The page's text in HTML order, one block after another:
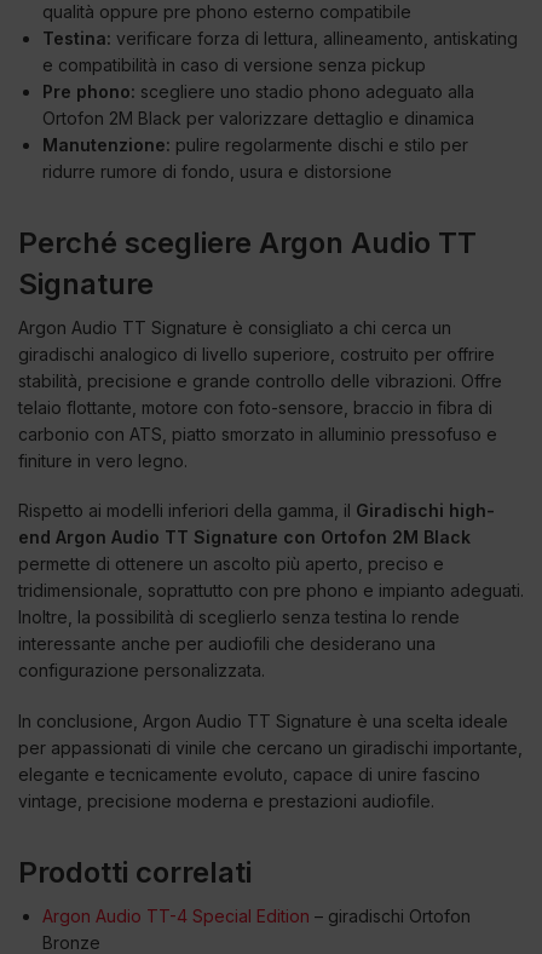
qualità oppure pre phono esterno compatibile
Testina: verificare forza di lettura, allineamento, antiskating
e compatibilità in caso di versione senza pickup
Pre phono: scegliere uno stadio phono adeguato alla
Ortofon 2M Black per valorizzare dettaglio e dinamica
Manutenzione: pulire regolarmente dischi e stilo per
ridurre rumore di fondo, usura e distorsione
Perché scegliere Argon Audio TT
Signature
Argon Audio TT Signature è consigliato a chi cerca un
giradischi analogico di livello superiore, costruito per offrire
stabilità, precisione e grande controllo delle vibrazioni. Offre
telaio flottante, motore con foto-sensore, braccio in fibra di
carbonio con ATS, piatto smorzato in alluminio pressofuso e
finiture in vero legno.
Rispetto ai modelli inferiori della gamma, il Giradischi high-
end Argon Audio TT Signature con Ortofon 2M Black
permette di ottenere un ascolto più aperto, preciso e
tridimensionale, soprattutto con pre phono e impianto adeguati.
Inoltre, la possibilità di sceglierlo senza testina lo rende
interessante anche per audiofili che desiderano una
configurazione personalizzata.
In conclusione, Argon Audio TT Signature è una scelta ideale
per appassionati di vinile che cercano un giradischi importante,
elegante e tecnicamente evoluto, capace di unire fascino
vintage, precisione moderna e prestazioni audiofile.
Prodotti correlati
Argon Audio TT-4 Special Edition – giradischi Ortofon
Bronze